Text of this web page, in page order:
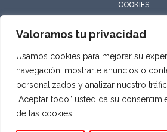
Valoramos tu privacidad
Usamos cookies para mejorar su
navegación, mostrarle anuncios o
personalizados y analizar nuestro
“Aceptar todo” usted da su
de las cookies.
COOKIES
ASOCIACIÓN ECONÓMICA
Todos los derechos